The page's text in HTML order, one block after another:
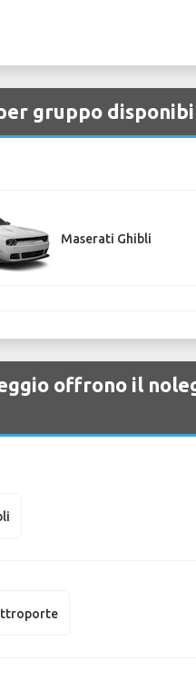
gruppo
Maserati Ghibli
offrono il